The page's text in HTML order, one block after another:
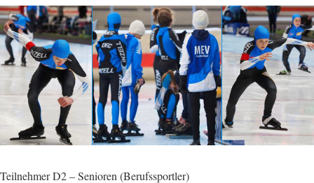
Teilnehmer D2 – Senioren (Berufssportler)